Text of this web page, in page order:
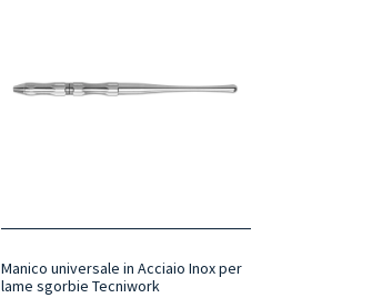
Manico universale in Acciaio Inox per
lame sgorbie Tecniwork